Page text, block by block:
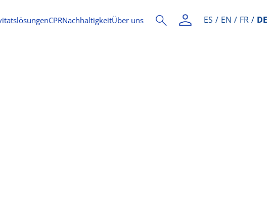
CPRNachhaltigkeitÜber uns ES EN FR DE